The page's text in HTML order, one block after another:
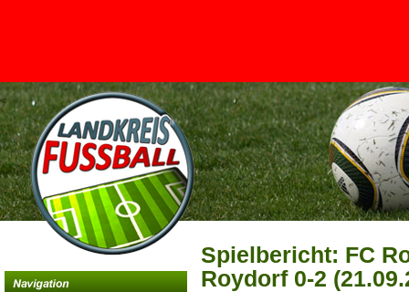
<
Spielbericht: FC
Roydorf 0-2